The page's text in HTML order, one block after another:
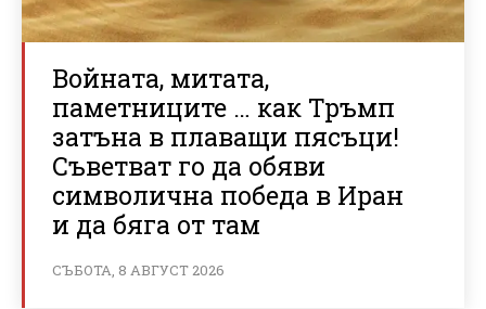
Войната, митата,
паметниците … как Тръмп
затъна в плаващи пясъци!
Съветват го да обяви
символична победа в Иран
и да бяга от там
СЪБОТА, 8 АВГУСТ 2026